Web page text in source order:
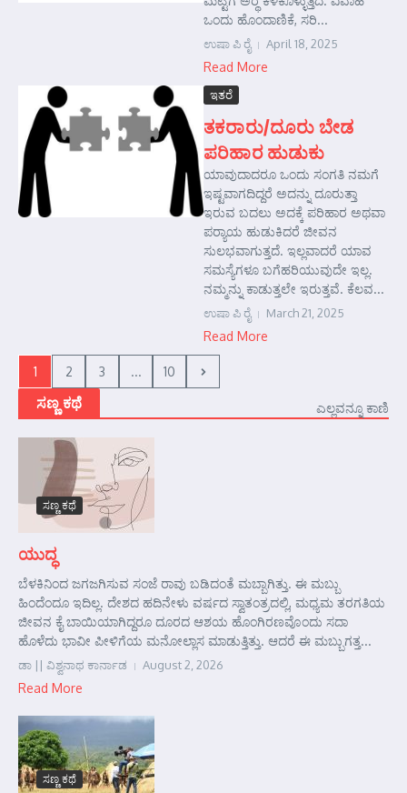
ಒಂದು ಹೊಂದಾಣಿಕೆ, ಸರಿ...
ಉಷಾ ಪಿ ರೈ April 18, 2025
Read More
ಇತರೆ
ತಕರಾರು/ದೂರು ಬೇಡ
ಪರಿಹಾರ ಹುಡುಕು
ಯಾವುದಾದರೂ ಒಂದು ಸಂಗತಿ ನಮಗೆ
ಇಷ್ಟವಾಗದಿದ್ದರೆ ಅದನ್ನು ದೂರುತ್ತಾ
ಇರುವ ಬದಲು ಅದಕ್ಕೆ ಪರಿಹಾರ ಅಥವಾ
ಪರ್‍ಯಾಯ ಹುಡುಕಿದರೆ ಜೀವನ
ಸುಲಭವಾಗುತ್ತದೆ. ಇಲ್ಲವಾದರೆ ಯಾವ
ಸಮಸ್ಯೆಗಳೂ ಬಗೆಹರಿಯುವುದೇ ಇಲ್ಲ.
ನಮ್ಮನ್ನು ಕಾಡುತ್ತಲೇ ಇರುತ್ತವೆ. ಕೆಲವ...
ಉಷಾ ಪಿ ರೈ March 21, 2025
Read More
1 2 3 ... 10
ಸಣ್ಣ ಕಥೆ ಎಲ್ಲವನ್ನೂ ಕಾಣಿ
ಸಣ್ಣ ಕಥೆ
ಯುದ್ಧ
ಬೆಳಕಿನಿಂದ ಜಗಜಗಿಸುವ ಸಂಜೆ ರಾವು ಬಡಿದಂತೆ ಮಬ್ಬಾಗಿತ್ತು. ಈ ಮಬ್ಬು
ಹಿಂದೆಂದೂ ಇದಿಲ್ಲ. ದೇಶದ ಹದಿನೇಳು ವರ್ಷದ ಸ್ವಾತಂತ್ರದಲ್ಲಿ, ಮಧ್ಯಮ ತರಗತಿಯ
ಜೀವನ ಕೈ ಬಾಯಿಯಾಗಿದ್ದರೂ ದೂರದ ಆಶಯ ಹೊಂಗಿರಣವೊಂದು ಸದಾ
ಹೊಳೆದು ಭಾವೀ ಪೀಳಿಗೆಯ ಮನೋಲ್ಲಾಸ ಮಾಡುತ್ತಿತ್ತು. ಆದರೆ ಈ ಮಬ್ಬುಗತ್ತ...
ಡಾ || ವಿಶ್ವನಾಥ ಕಾರ್ನಾಡ August 2, 2026
Read More
ಸಣ್ಣ ಕಥೆ